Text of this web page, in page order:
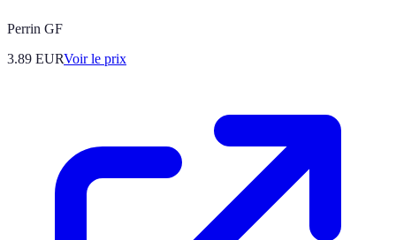
Perrin GF
3.89 EURVoir le prix